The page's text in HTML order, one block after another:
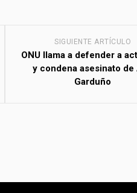
SIGUIENTE ARTÍCULO
ONU llama a defender a
y condena asesinato de
Garduño